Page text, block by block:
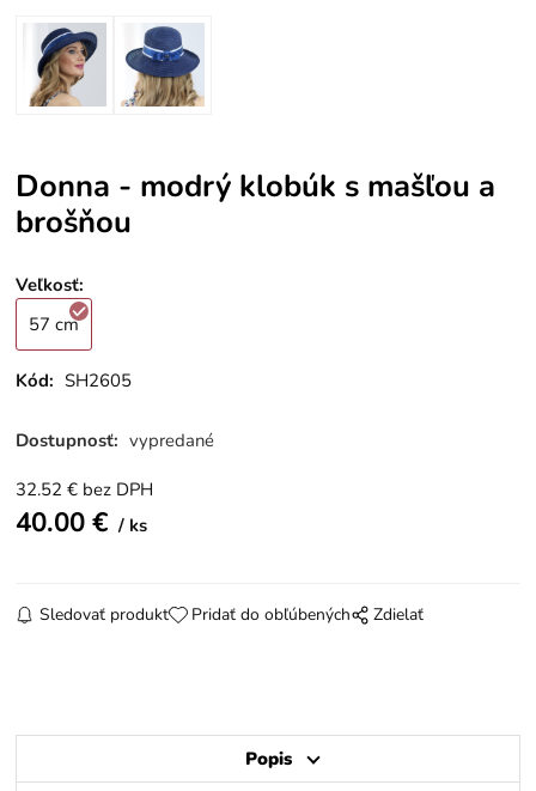
Donna - modrý klobúk s mašľou a
brošňou
Veľkosť:
57 cm
Kód: SH2605
Dostupnosť: vypredané
32.52 € bez DPH
40.00€ ks
Sledovať produkt Pridať do obľúbených Zdielať
Popis